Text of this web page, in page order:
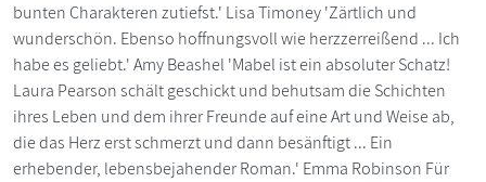
bunten Charakteren zutiefst.' Lisa Timoney 'Zärtlich und
wunderschön. Ebenso hoffnungsvoll wie herzzerreißend ... Ich
habe es geliebt.' Amy Beashel 'Mabel ist ein absoluter Schatz!
Laura Pearson schält geschickt und behutsam die Schichten
ihres Leben und dem ihrer Freunde auf eine Art und Weise ab,
die das Herz erst schmerzt und dann besänftigt ... Ein
erhebender, lebensbejahender Roman.' Emma Robinson Für